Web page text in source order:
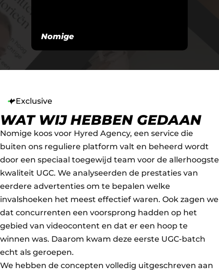
Nomige
Exclusive
WAT WIJ HEBBEN GEDAAN
Nomige koos voor Hyred Agency, een service die
buiten ons reguliere platform valt en beheerd wordt
door een speciaal toegewijd team voor de allerhoogste
kwaliteit UGC. We analyseerden de prestaties van
eerdere advertenties om te bepalen welke
invalshoeken het meest effectief waren. Ook zagen we
dat concurrenten een voorsprong hadden op het
gebied van videocontent en dat er een hoop te
winnen was. Daarom kwam deze eerste UGC-batch
echt als geroepen.
We hebben de concepten volledig uitgeschreven aan